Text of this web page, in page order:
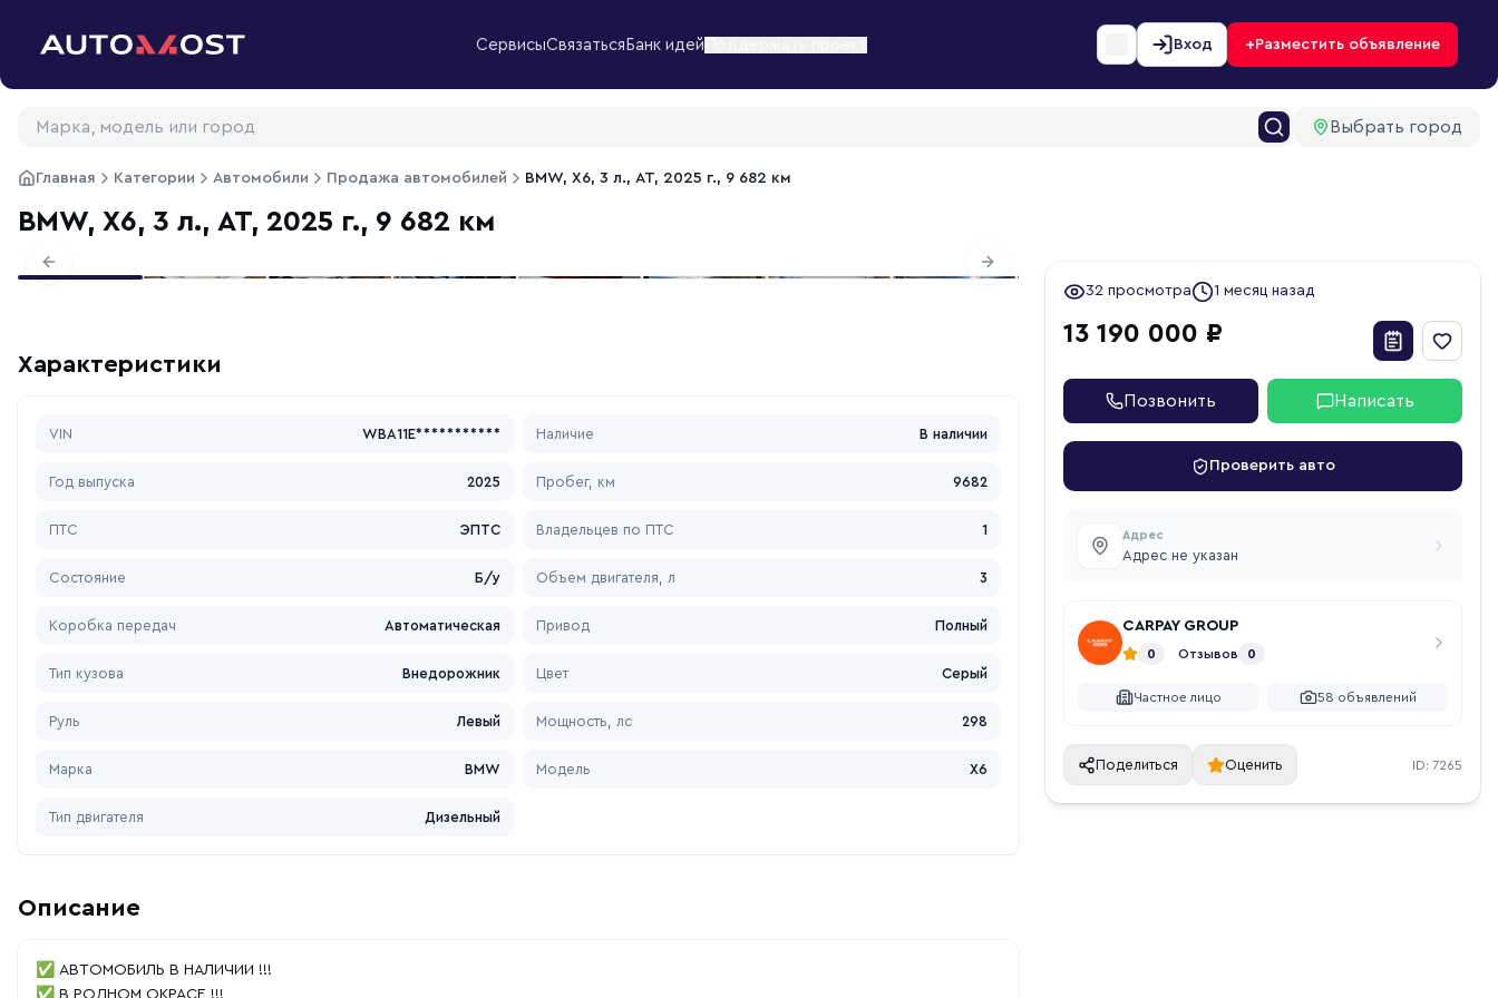
СервисыСвязаться Банк идей Вход + Разместить объявление
Выбрать город
Главная Категории Автомобили Продажа автомобилей BMW, X6, 3 л., АТ, 2025 г., 9 682 км
BMW, X6, 3 л., АТ, 2025 г., 9 682 км
Previous slide
Next slide
32 просмотра
1 месяц назад
13 190 000 ₽
Позвонить Написать
Проверить авто
Адрес
Адрес не указан
CARPAY GROUP
0 Отзывов 0
Частное лицо 58 объявлений
Поделиться Оценить ID: 7265
Характеристики
VIN WBA11E*********** Наличие В наличии
Год выпуска 2025 Пробег, км 9682
ПТС ЭПТС Владельцев по ПТС 1
Состояние Б/у Объем двигателя, л 3
Коробка передач Автоматическая Привод Полный
Тип кузова Внедорожник Цвет Серый
Руль Левый Мощность, лс 298
Марка BMW Модель X6
Тип двигателя Дизельный
Описание
✅ АВТОМОБИЛЬ В НАЛИЧИИ !!!
✅ В РОДНОМ ОКРАСЕ !!!